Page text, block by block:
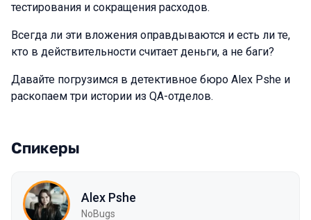
тестирования и сокращения расходов.
Всегда ли эти вложения оправдываются и есть ли те,
кто в действительности считает деньги, а не баги?
Давайте погрузимся в детективное бюро Alex Pshe и
раскопаем три истории из QA-отделов.
Спикеры
Alex Pshe
NoBugs